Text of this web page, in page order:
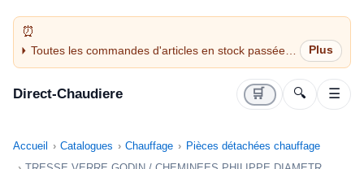
Toutes les commandes d'articles en stock passées
avant 14H sont expédiées le jour même (jours
Direct-Chaudiere 🛒 🔍 ☰
Accueil Catalogues Chauffage
Pièces détachées chauffage